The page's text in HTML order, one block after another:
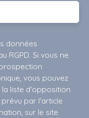
données
RGPD. Si vous ne
vous pouvez
liste d'opposition
par l'article
sur le site